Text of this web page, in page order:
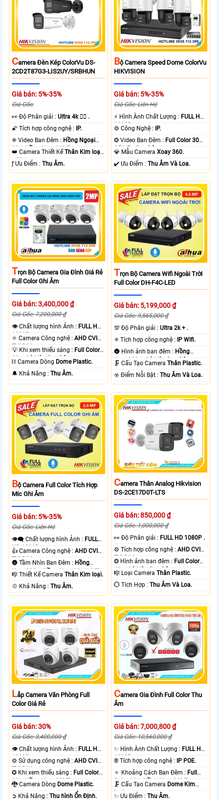
CAmera Đèn Kép ColorVu DS-
2CD2T87G3-LIS2UY/SRBHUN
Giá bán: 5%-35%
Giá Gốc:
️👀 Độ Phân giải :Ultra 4k 👍🏾 .
🌠 Tích hợp công nghệ : IP.
❈ Video Ban Đêm : Hồng Ngoại
80m Hồng Ngoại SMD.
👑 Camera Thiết KếThân Kim loại
+ Nhựa.
️ƒ Ưu Điểm :Thu Âm.
BỘ Camera Speed Dome ColorVu
HIKVISION
Giá bán: 5%-35%
Giá Gốc: Liên Hệ
️⚡ Hình Ành Chất Lượng : FULL HD
1080P .
⚙ Công Nghệ : IP.
❂ Video Ban Đêm : Full Color 30m
Có Màu Ban Ðêm.
💎 Mẫu CameraXoay 360.
️✔️ Ưu Điểm :Thu Âm Và Loa.
TRọn Bộ Camera Gia Đình Giá Rẻ
Full Color Ghi Âm
Giá bán: 3,400,000 ₫
Giá Gốc: 7,200,000 ₫
👁 Chất lượng hình Ảnh : FULL HD
1080P .
⚛️ Camera Công nghệ :AHD CVI
TVI BCS.
💡 Khi xem thiếu sáng : Full Color
20m Có Màu Ban Ðêm.
⛓ Camera Dòng Dome Plastic.
️🔔 Khả Năng :Thu Âm.
TRọn Bộ Camera Wifi Ngoài Trời
Full Color DH-F4C-LED
Giá bán: 5,199,000 ₫
Giá Gốc: 9,565,000 ₫
💯 Độ Phân giải :Ultra 2k + .
✳️ Tích hợp công nghệ :
IP Wifi.
🌚 Hình ảnh ban đêm : Hồng
Ngoại 30m Có Màu Ban Ðêm.
🗜️ Cấu Tạo CameraThân Plastic.
️☣️ Điểm Nỗi Bật :Thu Âm Và Loa.
BỘ Camera Full Color Tích Hợp
Mic Ghi Âm
Giá bán: 5%-35%
Giá Gốc: Liên Hệ
👁️‍🗨 Chất lượng hình Ảnh : FULL
HD 1080P .
👍 Camera Công nghệ :AHD CVI
TVI BCS.
🌚 Tầm Nhìn Ban Đêm : Hồng
Ngoại 30m Hồng Ngoại Smart IR.
🎼️ Thiết Kế CameraThân Kim loại.
️💠 Khả Năng :Thu Âm.
CAmera Thân Analog Hikvision
DS-2CE17D0T-LTS
Giá bán: 850,000 ₫
Giá Gốc: 1,000,000 ₫
️👀 Độ Phân giải : FULL HD 1080P .
⚙ Tích hợp công nghệ :AHD CVI
TVI BCS.
❂ Hình ảnh ban đêm : Full Color
40m Có Màu Ban Ðêm.
🎼️ Loại CameraThân Plastic.
️💮 Tích Hợp :Thu Âm Và Loa.
LẮp Camera Văn Phòng Full
Color Giá Rẻ
Giá bán: 30%
Giá Gốc: 3,400,000 ₫
👁 Chất lượng hình Ảnh : FULL HD
1080P .
⚙ Sử dụng công nghệ :AHD CVI
TVI BCS.
✪ Khi xem thiếu sáng : Full Color
20m Hồng Ngoại SMD.
🐉️ Camera Dòng Dome Plastic.
️➲ Khả Năng :Thu hình Ổn Định.
CAmera Gia Đình Full Color Thu
Âm
Giá bán: 7,000,800 ₫
Giá Gốc: 10,560,000 ₫
✨ Hình Ành Chất Lượng : FULL HD
1080P .
®️ Tích hợp công nghệ :
IP POE.
🔅 Khoảng Cách Ban Đêm : Full
Color 30m Hồng Ngoại SMD.
🗜️ Cấu Tạo Camera Dome Kim
loại.
️✨ Ưu Điểm :Thu Âm.